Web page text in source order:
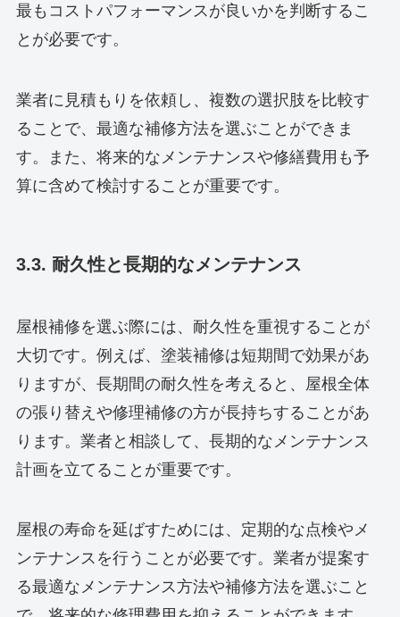
最もコストパフォーマンスが良いかを判断するこ
とが必要です。
業者に見積もりを依頼し、複数の選択肢を比較す
ることで、最適な補修方法を選ぶことができま
す。また、将来的なメンテナンスや修繕費用も予
算に含めて検討することが重要です。
3.3. 耐久性と長期的なメンテナンス
屋根補修を選ぶ際には、耐久性を重視することが
大切です。例えば、塗装補修は短期間で効果があ
りますが、長期間の耐久性を考えると、屋根全体
の張り替えや修理補修の方が長持ちすることがあ
ります。業者と相談して、長期的なメンテナンス
計画を立てることが重要です。
屋根の寿命を延ばすためには、定期的な点検やメ
ンテナンスを行うことが必要です。業者が提案す
る最適なメンテナンス方法や補修方法を選ぶこと